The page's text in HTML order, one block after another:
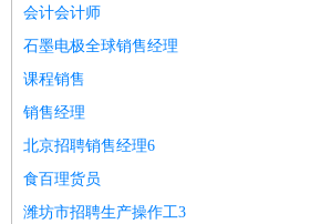
会计会计师
石墨电极全球销售经理
课程销售
销售经理
北京招聘销售经理6
食百理货员
潍坊市招聘生产操作工3